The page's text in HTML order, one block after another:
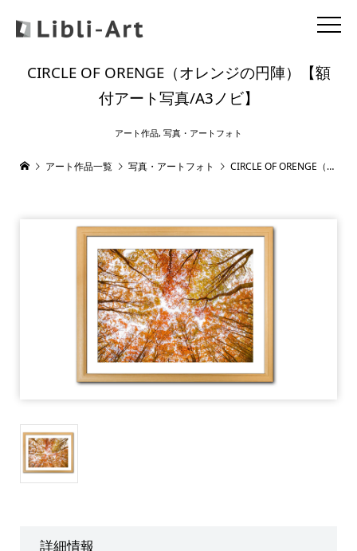
CIRCLE OF ORENGE（オレンジの円陣）【額
付アート写真/A3ノビ】
アート作品, 写真・アートフォト
アート作品一覧 写真・アートフォト CIRCLE OF ORENGE（オレンジの円陣）【額付アート写真/A3ノビ】
詳細情報